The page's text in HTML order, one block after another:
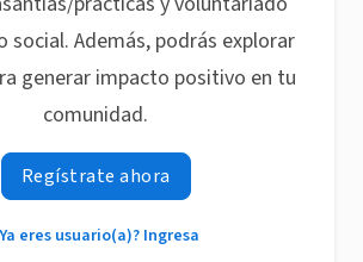
social. Además, podrás explorar
generar impacto positivo en tu
comunidad.
Regístrate ahora
eres usuario(a)? Ingresa